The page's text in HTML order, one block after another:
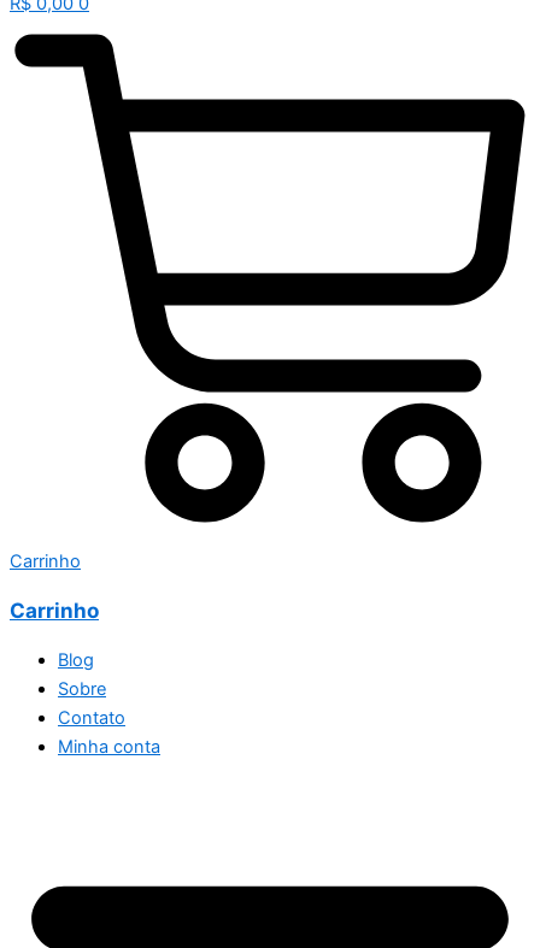
Carrinho
Carrinho
Blog
Sobre
Contato
Minha conta